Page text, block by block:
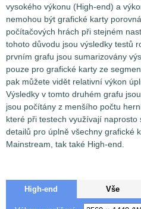
vysokého výkonu (High-end) a
nemohou být grafické karty
počítačových hrách při stejném
tohoto důvodu jsou výsledky testů
prvním grafu jsou sumarizovány
pouze pro grafické karty ze
pak můžete vidět relativní výkon
Výsledky v tomto druhém grafu
jsou počítány z menšího počtu
které při testech využívají
detailů pro úplně všechny grafické
Mainstream, tak také High-end.
High-end Vše